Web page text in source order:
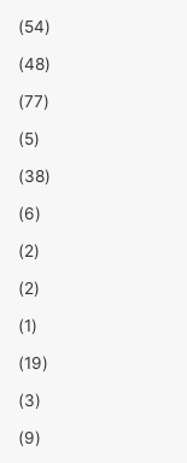
(54)
(48)
(77)
(5)
(38)
(6)
(2)
(2)
(1)
(19)
(3)
(9)